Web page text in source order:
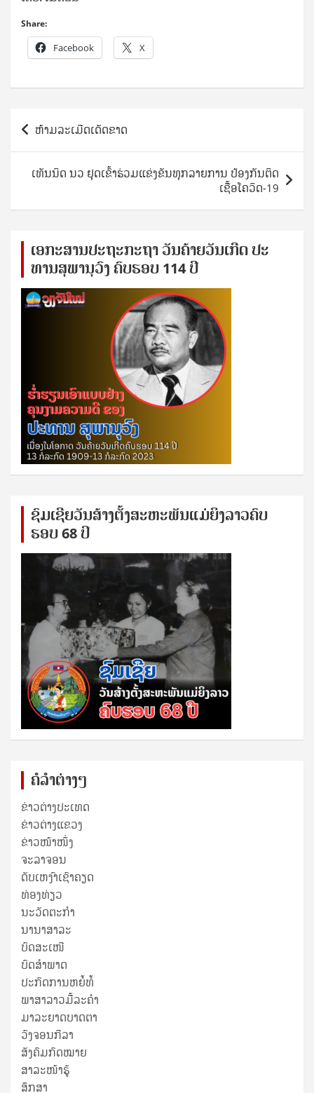
Share:
Facebook X
Post
navigation
ຫ້າມ​ລະເມີດ​ເດັດຂາດ
ເທັນນິດ ນວ ຢຸດເຂົ້າຮ່ວມແຂ່ງຂັນທຸກລາຍການ ປ້ອງກັນຕິດ
ເຊື້ອໂຄວິດ-19
ເອ​ກະ​ສານ​ປະ​ຖະ​ກະ​ຖ​າ ວັນ​ຄ້າຍ​ວັນ​ເກີດ ປ​ະ​
ທານ​ສຸ​ພາ​ນຸ​ວົງ ຄົບ​ຮອບ 114 ປີ
ຊົ​ມ​ເຊີຍ​ວັນ​ສ້າງ​ຕັ້ງ​ສະ​ຫະ​ພັນ​ແມ່​ຍິງ​​ລາວຄົບ​
ຮອບ 68 ປິ
ຄໍລຳຕ່າງໆ
ຂ່າວຕ່າງປະເທດ
ຂ່າວ​ຕ່າງ​ແຂວງ
ຂ່າວໜ້າໜຶ່ງ
ຈະລາຈອນ
ດັບເຫງົາເຊົາຄຽດ
ທ່ອງທ່ຽວ
ນະວັດຕະກໍາ
ນານາສາລະ
ບົດສະເໜີ
ບົດສໍາພາດ
ປະກົດການຫຍໍ້ທໍ້
ພາສາລາວມື້ລະຄຳ
ມາລະຍາດບາດຕາ
ວົງຈອນກີລາ
ສັງຄົມກົດໝາຍ
ສາລະໜ້າຮູ້
ສຶກສາ